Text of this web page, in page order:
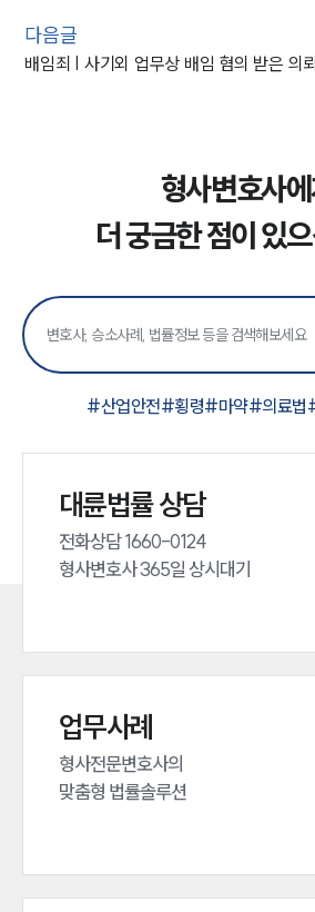
다음글
배임죄 | 사기외 업무상 배임 혐의 받은 의
형사변호사에
더 궁금한 점이 있
#산업안전#횡령#마약#의료법
대륜법률 상담
전화상담 1660-0124
형사변호사 365일 상시대기
업무사례
형사전문변호사의
맞춤형 법률솔루션